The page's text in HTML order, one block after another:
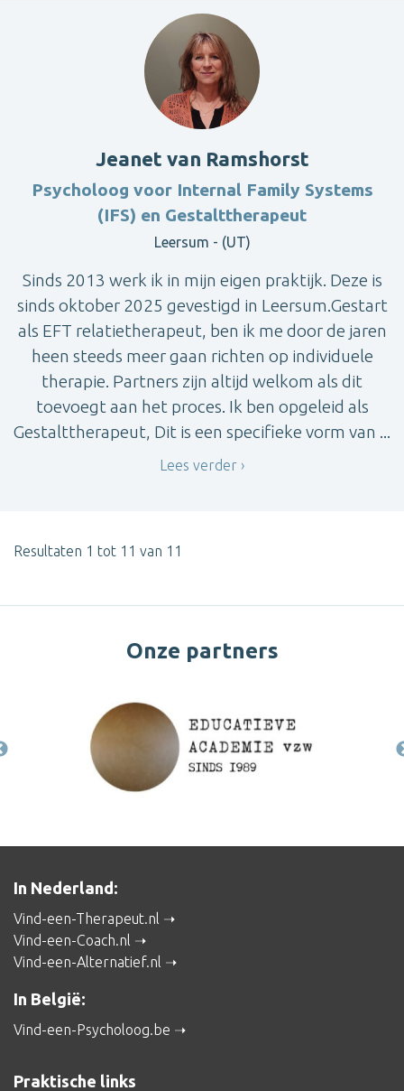
Jeanet van Ramshorst
Psycholoog voor Internal Family Systems
(IFS) en Gestalttherapeut
Leersum - (UT)
Sinds 2013 werk ik in mijn eigen praktijk. Deze is
sinds oktober 2025 gevestigd in Leersum.Gestart
als EFT relatietherapeut, ben ik me door de jaren
heen steeds meer gaan richten op individuele
therapie. Partners zijn altijd welkom als dit
toevoegt aan het proces. Ik ben opgeleid als
Gestalttherapeut, Dit is een specifieke vorm van ...
Lees verder
Resultaten 1 tot 11 van 11
Onze partners
In Nederland:
Vind-een-Therapeut.nl
Vind-een-Coach.nl
Vind-een-Alternatief.nl
In België:
Vind-een-Psycholoog.be
Praktische links